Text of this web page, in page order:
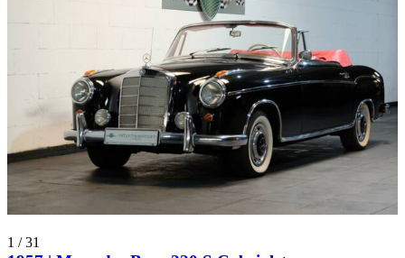
1 /31